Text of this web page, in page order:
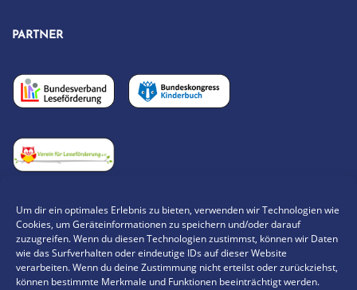
Um dir ein optimales Erlebnis zu bieten, verwenden wir Technologien wie
Cookies, um Geräteinformationen zu speichern und/oder darauf
zuzugreifen. Wenn du diesen Technologien zustimmst, können wir Daten
wie das Surfverhalten oder eindeutige IDs auf dieser Website
verarbeiten. Wenn du deine Zustimmung nicht erteilst oder zurückziehst,
können bestimmte Merkmale und Funktionen beeinträchtigt werden.
PARTNER
„KNALLEN MUSS ES TÜCHTIG UND LUSTIG WILL ICH’S
HABEN, SONST MACH ICH NICHT MIT.“